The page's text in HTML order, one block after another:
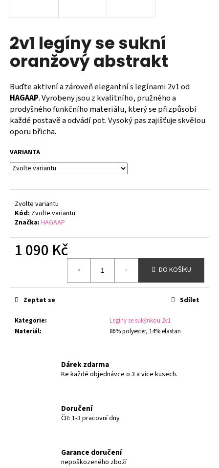
2v1 legíny se sukní
oranžový abstrakt
Buďte aktivní a zároveň elegantní s legínami 2v1 od
HAGAAP. Vyrobeny jsou z kvalitního, pružného a
prodyšného funkčního materiálu, který se přizpůsobí
každé postavě a odvádí pot. Vysoký pas zajišťuje skvělou
oporu břicha.
VARIANTA
Zvolte variantu
Kód: Zvolte variantu
Značka: HAGAAP
1 090 Kč
DO KOŠÍKU
Kategorie:
Legíny se sukýnkou 2v1
Materiál: 86% polyester, 14% elastan
Zeptat se Sdílet
Dárek zdarma
Ke každé objednávce o 3 a více kusech.
Doručení
ČR: 1-3 pracovní dny
Garance doručení
nepoškozeného zboží
í
t
?
HLEDAT
D
o
p
o
u
č
j